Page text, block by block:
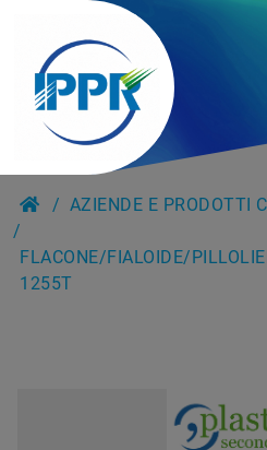
AZIENDE E PRODOTTI
FLACONE/FIALOIDE/
1255T